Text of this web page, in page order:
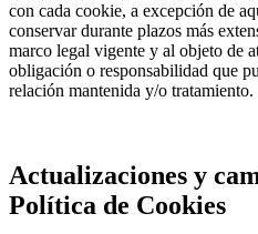
con cada cookie, a excepción de
conservar durante plazos más
marco legal vigente y al objeto de
obligación o responsabilidad que
relación mantenida y/o tratamiento.
Actualizaciones y
Política de Cookies